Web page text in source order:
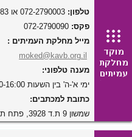
טלפון:
פקס:
מייל מחלקת העמיתים :
moked@kavb.org.il
מענה טלפוני:
ימי א'-ה' בין השעות 08:00-16:00
כתובת למכתבים:
שמשון 9 ת.ד 3928, פתח תקוה מיקוד 4952701